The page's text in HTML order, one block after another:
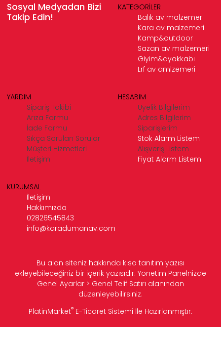
Sosyal Medyadan Bizi
Takip Edin!
KATEGORİLER
Balık av malzemeri
Kara av malzemeri
Kamp&outdoor
Sazan av malzemeri
Giyim&ayakkabı
Lrf av amlzemeri
YARDIM
Sipariş Takibi
Arıza Formu
İade Formu
Sıkça Sorulan Sorular
Müşteri Hizmetleri
İletişim
HESABIM
Üyelik Bilgilerim
Adres Bilgilerim
Siparişlerim
Stok Alarm Listem
Alışveriş Listem
Fiyat Alarm Listem
KURUMSAL
İletişim
Hakkımızda
02826545843
info@karadumanav.com
Bu alan siteniz hakkında kısa tanıtım yazısı
ekleyebileceğiniz bir içerik yazısıdır. Yönetim Panelnizde
Genel Ayarlar > Genel Telif Satırı alanından
düzenleyebilirsiniz.
PlatinMarket® E-Ticaret Sistemi İle Hazırlanmıştır.